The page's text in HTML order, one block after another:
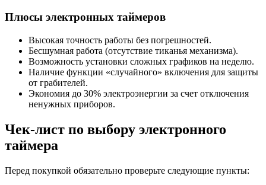
Плюсы электронных таймеров
Высокая точность работы без погрешностей.
Бесшумная работа (отсутствие тиканья механизма).
Возможность установки сложных графиков на неделю.
Наличие функции «случайного» включения для защиты
от грабителей.
Экономия до 30% электроэнергии за счет отключения
ненужных приборов.
Чек-лист по выбору электронного
таймера
Перед покупкой обязательно проверьте следующие пункты: